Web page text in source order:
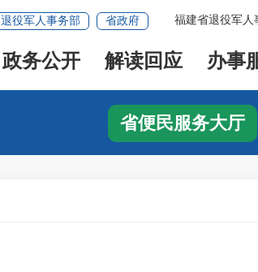
福建省退役军人
退役军人事务部 省政府
政务公开 解读回应 办事
省便民服务大厅